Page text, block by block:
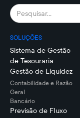
SOLUÇÕES
Sistema de Gestão
de Tesouraria
Gestão de Liquidez
Contabilidade e Razão
Geral
Bancário
Previsão de Fluxo